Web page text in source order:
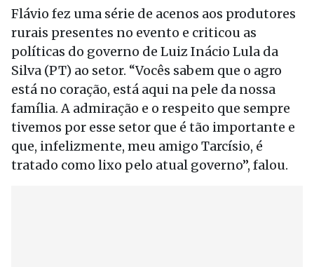
Flávio fez uma série de acenos aos produtores
rurais presentes no evento e criticou as
políticas do governo de Luiz Inácio Lula da
Silva (PT) ao setor. “Vocês sabem que o agro
está no coração, está aqui na pele da nossa
família. A admiração e o respeito que sempre
tivemos por esse setor que é tão importante e
que, infelizmente, meu amigo Tarcísio, é
tratado como lixo pelo atual governo”, falou.